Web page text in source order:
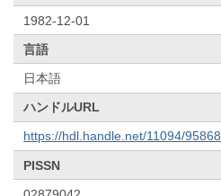
1982-12-01
言語
日本語
ハンドルURL
https://hdl.handle.net/11094/95868
PISSN